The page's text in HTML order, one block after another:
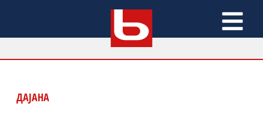
ДАЈАНА